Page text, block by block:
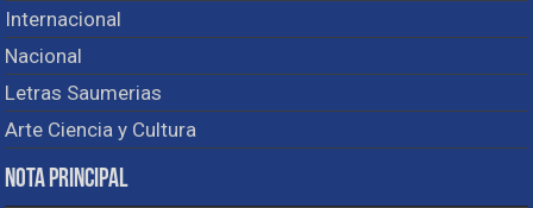
Internacional
Nacional
Letras Saumerias
Arte Ciencia y Cultura
Nota Principal